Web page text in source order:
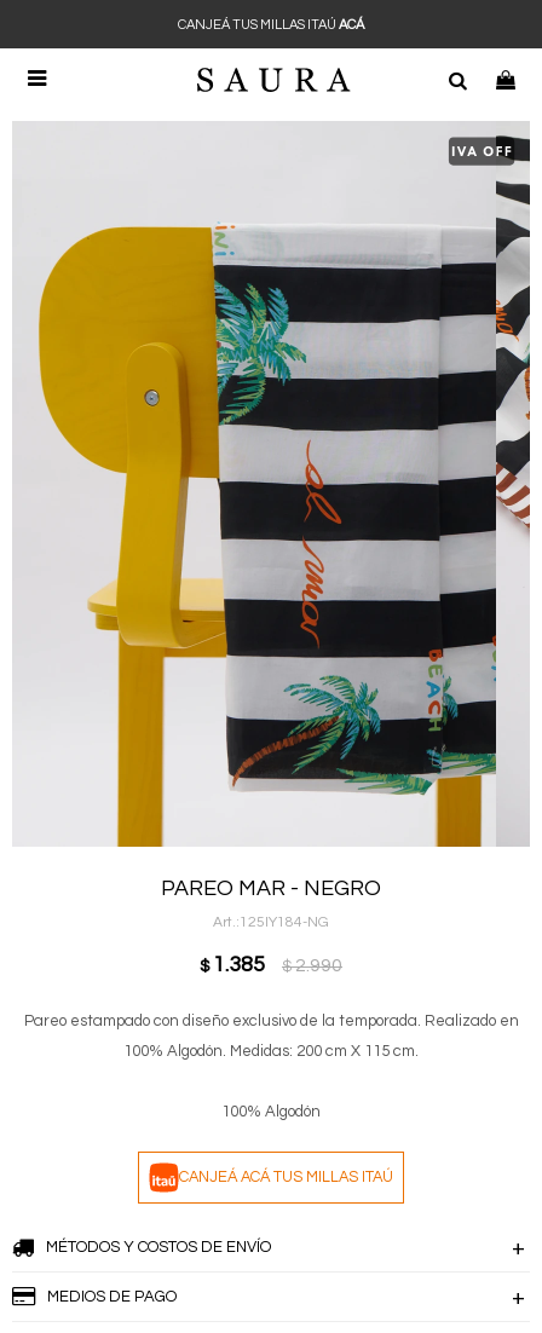

CANJEÁ TUS MILLAS ITAÚ ACÁ
PAREO MAR - NEGRO
125IY184-NG
$ 1.385 $ 2.990
Pareo estampado con diseño exclusivo de la temporada. Realizado en
100% Algodón. Medidas: 200 cm X 115 cm.
100% Algodón
CANJEÁ ACÁ TUS MILLAS ITAÚ
MÉTODOS Y COSTOS DE ENVÍO
MEDIOS DE PAGO